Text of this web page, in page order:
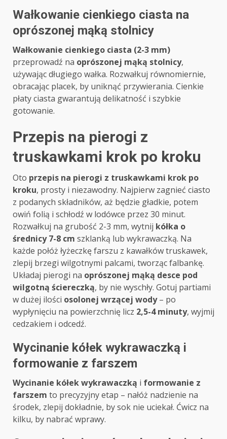
Wałkowanie cienkiego ciasta na
oprószonej mąką stolnicy
Wałkowanie cienkiego ciasta (2-3 mm)
przeprowadź na oprószonej mąką stolnicy,
używając długiego wałka. Rozwałkuj równomiernie,
obracając placek, by uniknąć przywierania. Cienkie
płaty ciasta gwarantują delikatność i szybkie
gotowanie.
Przepis na pierogi z
truskawkami krok po kroku
Oto przepis na pierogi z truskawkami krok po
kroku, prosty i niezawodny. Najpierw zagnieć ciasto
z podanych składników, aż będzie gładkie, potem
owiń folią i schłodź w lodówce przez 30 minut.
Rozwałkuj na grubość 2-3 mm, wytnij kółka o
średnicy 7-8 cm szklanką lub wykrawaczką. Na
każde połóż łyżeczkę farszu z kawałków truskawek,
zlepij brzegi wilgotnymi palcami, tworząc falbankę.
Układaj pierogi na oprószonej mąką desce pod
wilgotną ściereczką, by nie wyschły. Gotuj partiami
w dużej ilości osolonej wrzącej wody– po
wypłynięciu na powierzchnię licz 2,5-4 minuty, wyjmij
cedzakiem i odcedź.
Wycinanie kółek wykrawaczką i
formowanie z farszem
Wycinanie kółek wykrawaczką i formowanie z
farszem to precyzyjny etap – nałóż nadzienie na
środek, zlepij dokładnie, by sok nie uciekał. Ćwicz na
kilku, by nabrać wprawy.